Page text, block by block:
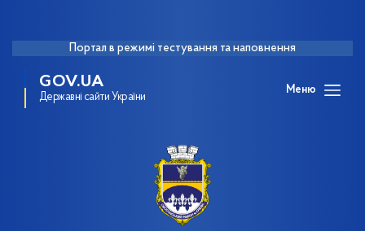
Портал в режимі тестування та наповнення
GOV.UA
Державні сайти України
Меню